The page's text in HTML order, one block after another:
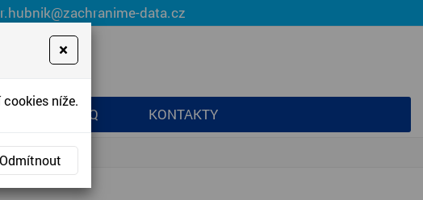
data.cz
FAQ KONTAKTY
×
níže.
Odmítnout